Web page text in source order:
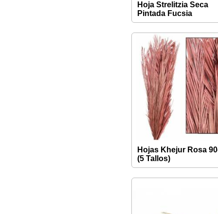
Hoja Strelitzia Seca
Pintada Fucsia
Hojas Khejur Rosa
(5 Tallos)